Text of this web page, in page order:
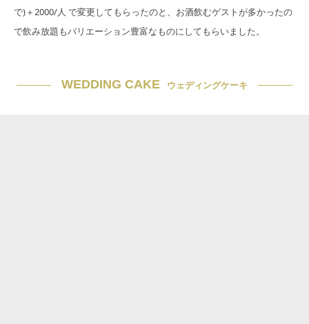
で)＋2000/人 で変更してもらったのと、お酒飲むゲストが多かったの
で飲み放題もバリエーション豊富なものにしてもらいました。
WEDDING CAKE ウェディングケーキ